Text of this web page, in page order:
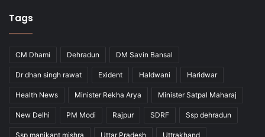
Tags
CM Dhami Dehradun DM Savin Bansal
Dr dhan singh rawat Exident Haldwani Haridwar
Health News Minister Rekha Arya Minister Satpal Maharaj
New Delhi PM Modi Rajpur SDRF Ssp dehradun
Ssp manikant mishra Uttar Pradesh Uttrakhand